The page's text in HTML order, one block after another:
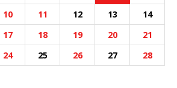
10 11 12 13
14
17 18 19 20
21
24 25 26 27
28